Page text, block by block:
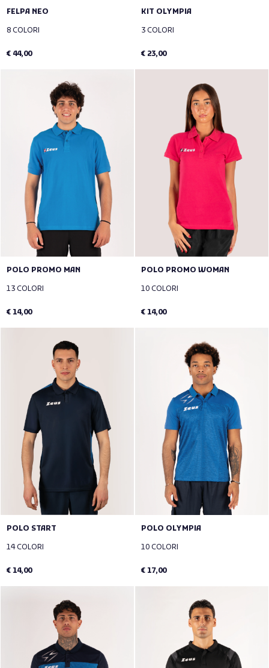
FELPA NEO
8 COLORI
€ 44,00
KIT OLYMPIA
3 COLORI
€ 23,00
POLO PROMO MAN
13 COLORI
€ 14,00
POLO PROMO WOMAN
10 COLORI
€ 14,00
POLO START
14 COLORI
€ 14,00
POLO OLYMPIA
10 COLORI
€ 17,00